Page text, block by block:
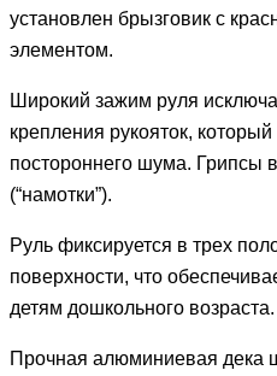
установлен брызговик с
элементом.
Широкий зажим руля
крепления рукояток,
постороннего шума. Грипсы
(“намотки”).
Руль фиксируется в трех
поверхности, что
детям дошкольного возраста.
Прочная алюминиевая дека